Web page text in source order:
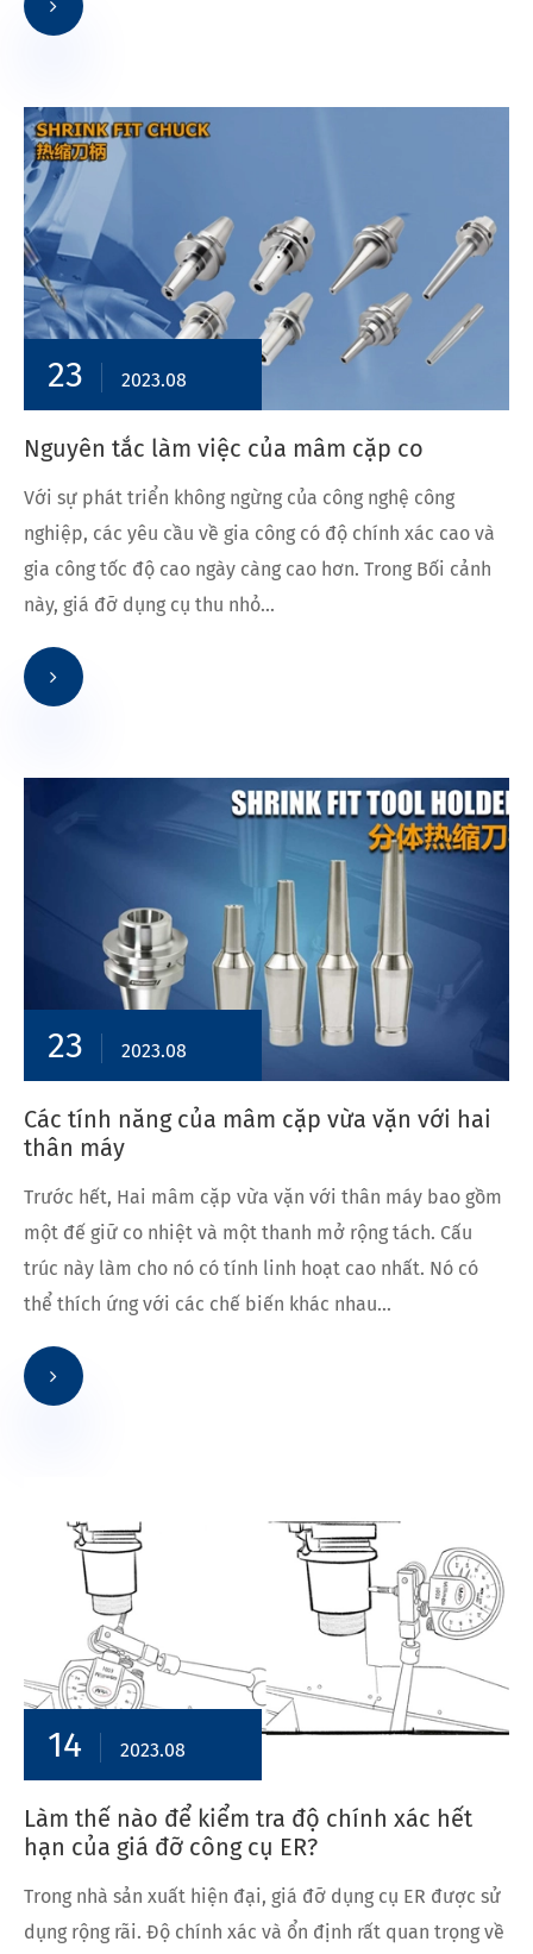
23 2023.08
Nguyên tắc làm việc của mâm cặp co
Với sự phát triển không ngừng của công nghệ công
nghiệp, các yêu cầu về gia công có độ chính xác cao và
gia công tốc độ cao ngày càng cao hơn. Trong Bối cảnh
này, giá đỡ dụng cụ thu nhỏ...
23 2023.08
Các tính năng của mâm cặp vừa vặn với hai
thân máy
Trước hết, Hai mâm cặp vừa vặn với thân máy bao gồm
một đế giữ co nhiệt và một thanh mở rộng tách. Cấu
trúc này làm cho nó có tính linh hoạt cao nhất. Nó có
thể thích ứng với các chế biến khác nhau...
14 2023.08
Làm thế nào để kiểm tra độ chính xác hết
hạn của giá đỡ công cụ ER?
Trong nhà sản xuất hiện đại, giá đỡ dụng cụ ER được sử
dụng rộng rãi. Độ chính xác và ổn định rất quan trọng về